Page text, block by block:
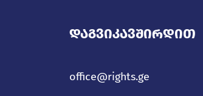
Დაგვიკავშირდით
office@rights.ge